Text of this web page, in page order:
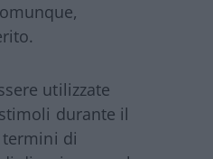
utilizzate
durante il
di